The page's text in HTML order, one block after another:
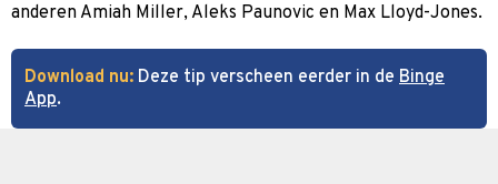
anderen Amiah Miller, Aleks Paunovic en Max Lloyd-Jones.
Download nu: Deze tip verscheen eerder in de Binge
App.